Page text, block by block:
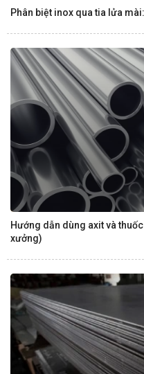
Phân biệt inox qua tia lửa
Hướng dẫn dùng axit và
xưởng)